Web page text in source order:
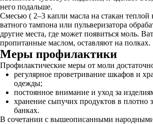
него подальше.
Смесью ( 2–3 капли масла на стакан
ватного тампона или пульверизатора
другие места, где может появиться моль.
пропитанные маслом, оставляют на полках.
Меры профилактики
Профилактические меры от моли
регулярное проветривание шкафов и
одежды;
постоянное внимание и уход за
хранение сыпучих продуктов в плотно
банках.
В сочетании с вышеописанными